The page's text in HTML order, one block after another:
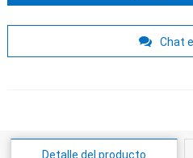
Chat
Detalle del producto